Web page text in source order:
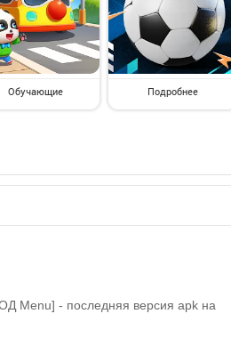
Обучающие Подробнее
Menu] - последняя версия apk на